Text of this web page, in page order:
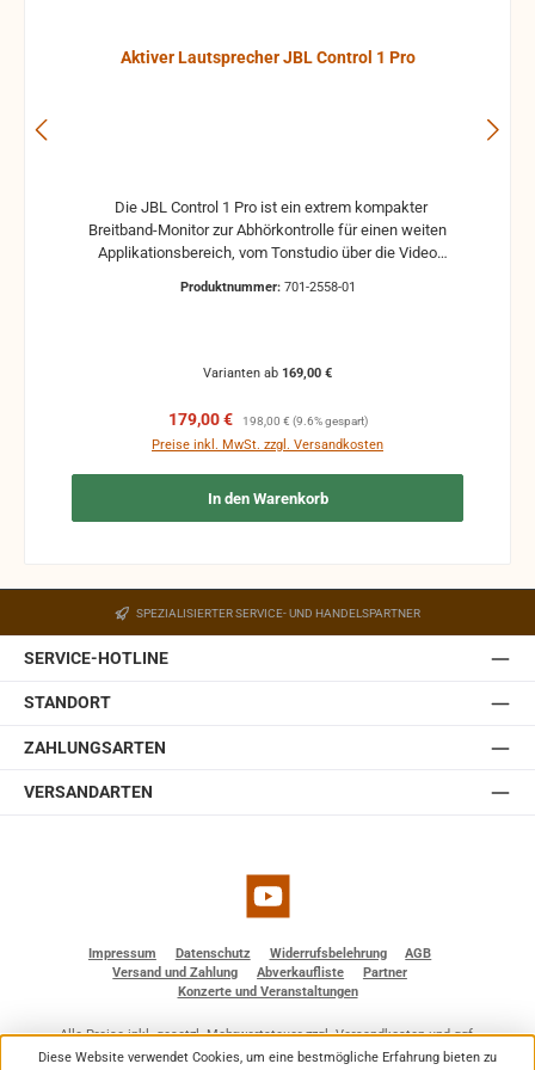
Aktiver Lautsprecher JBL Control 1 Pro
Breitband-Monitor zur Abhörkontrolle für einen weiten
Applikationsbereich, vom Tonstudio über die Video
ist bei der JBL Control 1 mit einer Magnet-Abschirmung
direkter Nähe von Video-Monitoren betrieben werden
kann, ohne unliebsame Bildstörungen zu verursachen.
Das Gehäuse der JBL Control 1 Pro besteht aus
hochverdichtetem Polypropylenschaum, der hohe
Resonanzarmut ermöglicht. Ein umfangreiches Angebot
an optionalem Montagezubehör erlaubt Wandmontage
Der Halter ist mit einem Kugelgelenk ausgestattet,
welches in der Wandplatte des Halters eingebaut ist.
Somit lässt sich die JBL Control 1 Pro auch ohne optionale
Zubehörteile einfach und schnell installieren. Sie ist
Produktnummer: 701-2558-01
Varianten ab 169,00 €
Verkaufspreis:
179,00 € Regulärer Preis:
198,00 € (9.6% gespart)
Preise inkl. MwSt. zzgl. Versandkosten
In den Warenkorb
SPEZIALISIERTER SERVICE- UND HANDELSPARTNER
SERVICE-HOTLINE
STANDORT
ZAHLUNGSARTEN
VERSANDARTEN
YouTube
Impressum Datenschutz Widerrufsbelehrung
AGB
Versand und Zahlung
Abverkaufliste
Partner
Konzerte und Veranstaltungen
Alle Preise inkl. gesetzl. Mehrwertsteuer zzgl.Versandkostenund ggf.
Nachnahmegebühren, wenn nicht anders angegeben.
Diese Website verwendet Cookies, um eine bestmögliche Erfahrung bieten zu